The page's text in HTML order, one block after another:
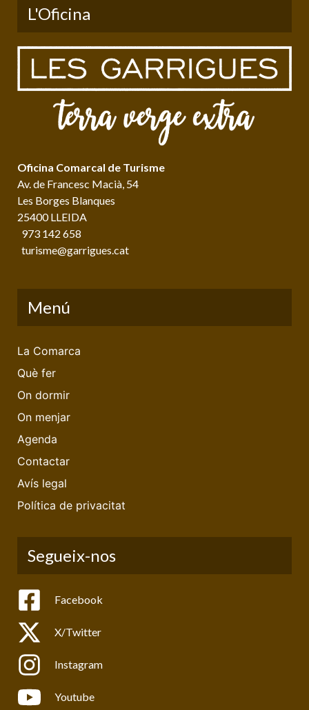
L'Oficina
Oficina Comarcal de Turisme
Av. de Francesc Macià, 54
Les Borges Blanques
25400 LLEIDA
973 142 658
turisme@garrigues.cat
Menú
La Comarca
Què fer
On dormir
On menjar
Agenda
Contactar
Avís legal
Política de privacitat
Segueix-nos
Facebook
X/Twitter
Instagram
Youtube